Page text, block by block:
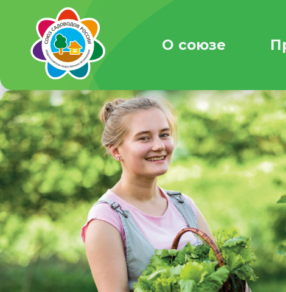
О союзе